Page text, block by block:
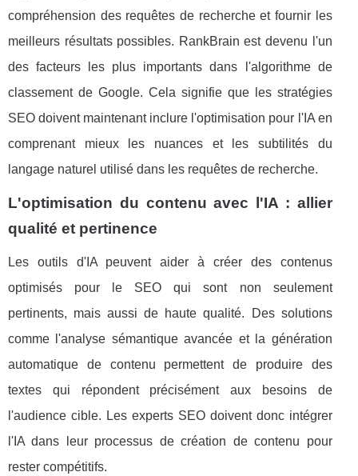
compréhension des requêtes de recherche et fournir les
meilleurs résultats possibles. RankBrain est devenu l'un
des facteurs les plus importants dans l'algorithme de
classement de Google. Cela signifie que les stratégies
SEO doivent maintenant inclure l'optimisation pour l'IA en
comprenant mieux les nuances et les subtilités du
langage naturel utilisé dans les requêtes de recherche.
L'optimisation du contenu avec l'IA : allier
qualité et pertinence
Les outils d'IA peuvent aider à créer des contenus
optimisés pour le SEO qui sont non seulement
pertinents, mais aussi de haute qualité. Des solutions
comme l'analyse sémantique avancée et la génération
automatique de contenu permettent de produire des
textes qui répondent précisément aux besoins de
l'audience cible. Les experts SEO doivent donc intégrer
l'IA dans leur processus de création de contenu pour
rester compétitifs.